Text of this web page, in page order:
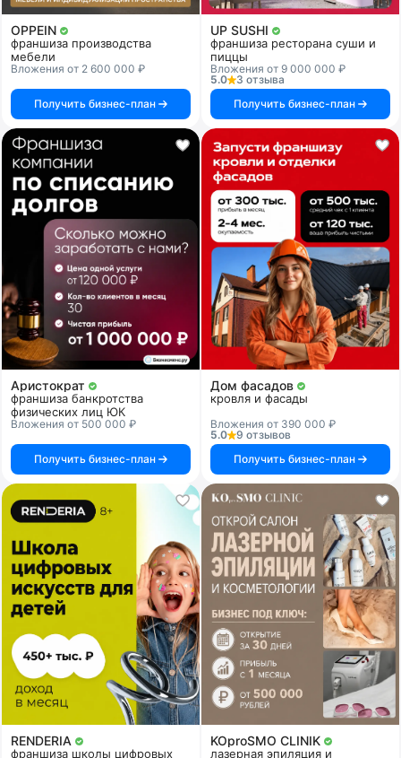
OPPEIN
франшиза производства
мебели
Вложения от 2 600 000 ₽
Получить бизнес-план
UP SUSHI
франшиза ресторана суши и
пиццы
Вложения от 9 000 000 ₽
5.0
3 отзыва
Получить бизнес-план
Аристократ
франшиза банкротства
физических лиц ЮК
Вложения от 500 000 ₽
Получить бизнес-план
Дом фасадов
кровля и фасады
Вложения от 390 000 ₽
5.0
9 отзывов
Получить бизнес-план
RENDERIA
франшиза школы цифровых
KOproSMO CLINIK
лазерная эпиляция и